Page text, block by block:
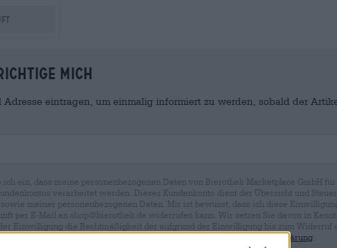
mich
Adresse eintragen, um einmalig informiert zu werden, sobald der
ein, dass meine personenbezogenen Daten von Bierothek Marketplace GmbH
verarbeitet werden. Dieses Kundenkonto dient der Übersicht und
meiner personenbezogenen Daten. Mir ist bewusst, dass ich diese
per E-Mail an shop@bierothek.de widerrufen kann. Wir setzen Sie davon in
Einwilligung die Rechtmäßigkeit der aufgrund der Einwilligung bis zum Widerruf
Datenschutzerklärung